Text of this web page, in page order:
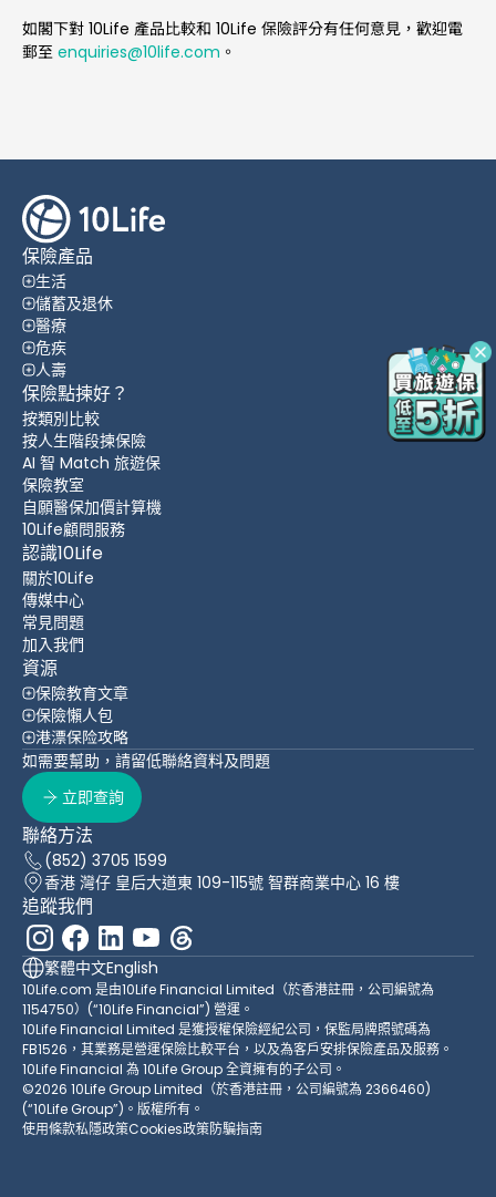
如閣下對 10Life 產品比較和 10Life 保險評分有任何意見，歡迎電
郵至 enquiries@10life.com 。
保險產品
生活
儲蓄及退休
醫療
危疾
人壽
保險點揀好？
按類別比較
按人生階段揀保險
AI 智 Match 旅遊保
保險教室
自願醫保加價計算機
10Life顧問服務
認識10Life
關於10Life
傳媒中心
常見問題
加入我們
資源
保險教育文章
保險懶人包
港漂保险攻略
如需要幫助，請留低聯絡資料及問題
立即查詢
聯絡方法
(852) 3705 1599
香港 灣仔 皇后大道東 109-115號 智群商業中心 16 樓
追蹤我們
繁體中文English
10Life.com 是由10Life Financial Limited（於香港註冊，公司編號為
1154750）(“10Life Financial”) 營運。
10Life Financial Limited 是獲授權保險經紀公司，保監局牌照號碼為
FB1526，其業務是營運保險比較平台，以及為客戶安排保險產品及服務。
10Life Financial 為 10Life Group 全資擁有的子公司。
©2026 10Life Group Limited（於香港註冊，公司編號為 2366460)
(“10Life Group”)。版權所有。
使用條款私隱政策Cookies政策防騙指南